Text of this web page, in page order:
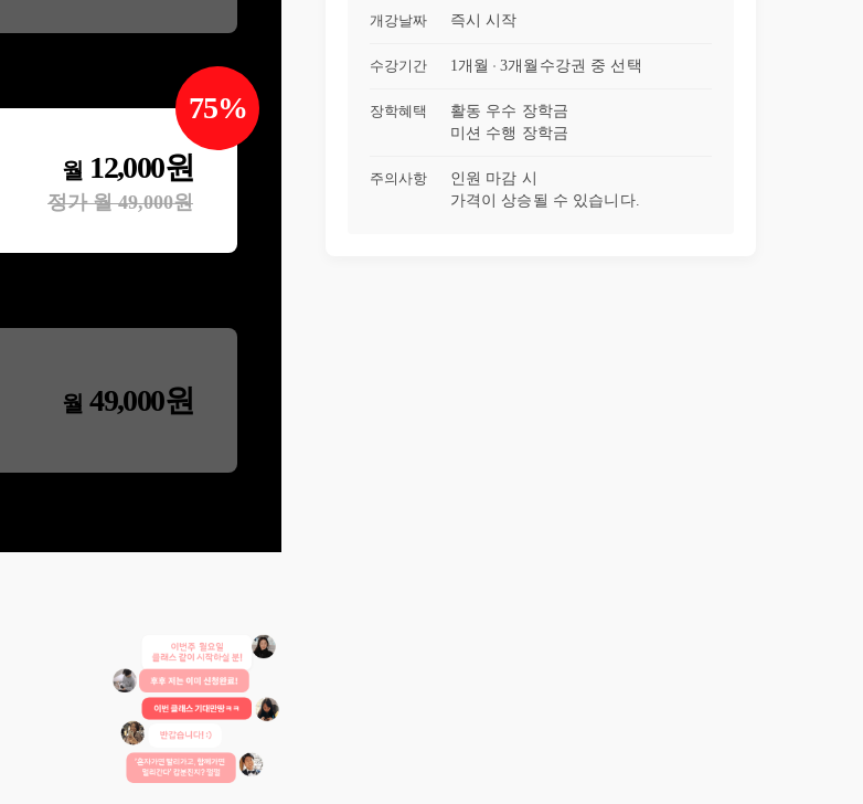
29강
30강
31강
32강
월 12,000원
정가 월49,000원
75%
월49,000원
개강날짜 즉시 시작
수강기간 1개월 3개월 수강권 중 선택
장학혜택
활동 우수 장학금
미션 수행 장학금
주의사항
인원 마감 시
가격이 상승될 수 있습니다.